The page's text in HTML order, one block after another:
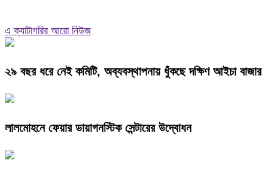
এ ক্যাটাগরির আরো নিউজ
২৯ বছর ধরে নেই কমিটি, অব্যবস্থাপনায় ধুঁকছে দক্ষিণ আইচা বাজার
লালমোহনে ফেয়ার ডায়াগনস্টিক সেন্টারের উদ্বোধন